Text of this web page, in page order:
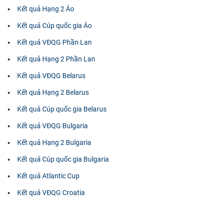
Kết quả Hạng 2 Áo
Kết quả Cúp quốc gia Áo
Kết quả VĐQG Phần Lan
Kết quả Hạng 2 Phần Lan
Kết quả VĐQG Belarus
Kết quả Hạng 2 Belarus
Kết quả Cúp quốc gia Belarus
Kết quả VĐQG Bulgaria
Kết quả Hạng 2 Bulgaria
Kết quả Cúp quốc gia Bulgaria
Kết quả Atlantic Cup
Kết quả VĐQG Croatia